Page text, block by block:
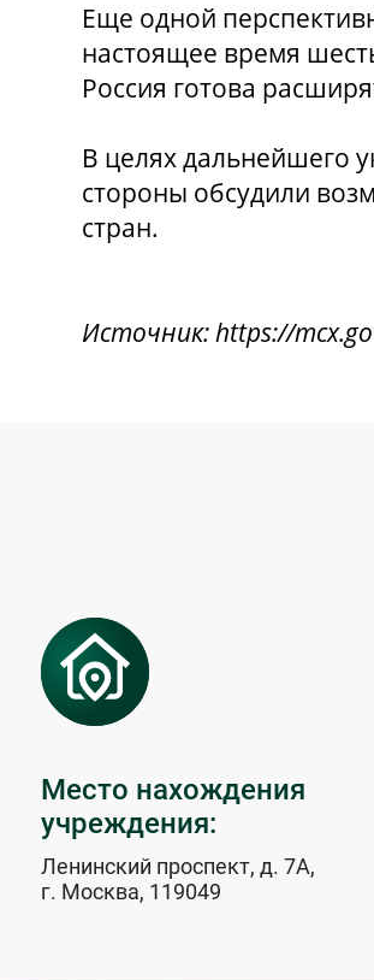
Еще одной
настоящее время
Россия готова
В целях дальнейшего
стороны обсудили
стран.
Источник: https://
Место нахождения
учреждения:
Ленинский проспект, д. 7А,
г. Москва, 119049